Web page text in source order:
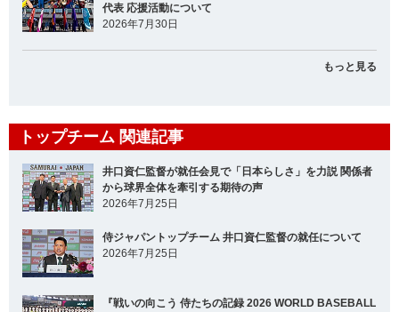
代表 応援活動について
2026年7月30日
もっと見る
トップチーム 関連記事
井口資仁監督が就任会見で「日本らしさ」を力説 関係者
から球界全体を牽引する期待の声
2026年7月25日
侍ジャパントップチーム 井口資仁監督の就任について
2026年7月25日
『戦いの向こう 侍たちの記録 2026 WORLD BASEBALL